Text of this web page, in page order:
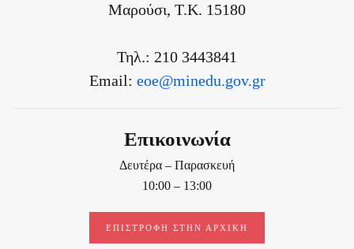
Μαρούσι, Τ.Κ. 15180
Τηλ.: 210 3443841
Email: eoe@minedu.gov.gr
Επικοινωνία
Δευτέρα – Παρασκευή
10:00 – 13:00
ΕΠΙΣΤΡΟΦΉ ΣΤΗΝ ΑΡΧΙΚΉ